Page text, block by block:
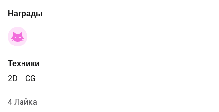
Награды
Техники
2D
CG
4 Лайка